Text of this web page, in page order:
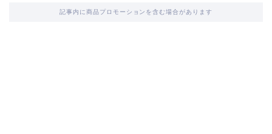
記事内に商品プロモーションを含む場合があります